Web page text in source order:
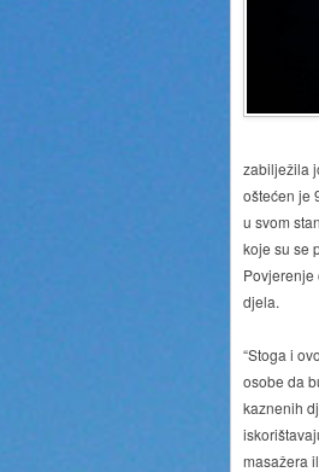
zabilježila
oštećen je
u svom
koje su se
Povjerenje
djela.
“Stoga i
osobe da
kaznenih
masažera